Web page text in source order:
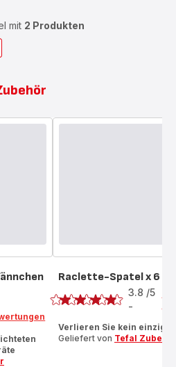
mit 2 Produkten
Raclette-Spatel x 6
Bewertung
3.8 /5
-
Verlieren Sie kein
Geliefert von Tefal